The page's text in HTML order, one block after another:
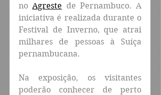
no Agreste de Pernambuco. A
iniciativa é realizada durante o
Festival de Inverno, que atrai
milhares de pessoas à Suíça
pernambucana.
Na exposição, os visitantes
poderão conhecer de perto